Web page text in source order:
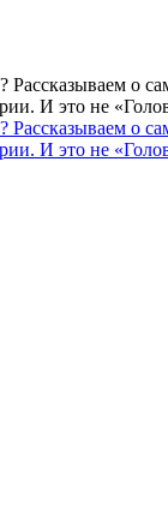
Рассказываем о
И это не
Рассказываем о
И это не